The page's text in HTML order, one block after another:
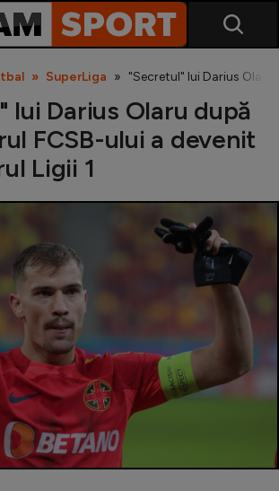
2
României
Națională
feminin
SuperLiga "Secretul" lui Darius
lui Darius Olaru după
FCSB-ului a devenit
Ligii 1